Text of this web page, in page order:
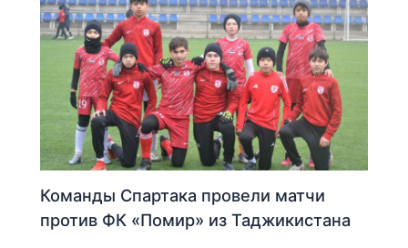
Команды Спартака провели матчи
против ФК «Помир» из Таджикистана